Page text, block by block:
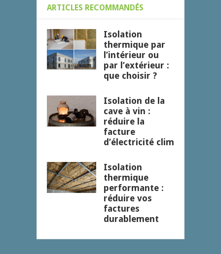
ARTICLES RECOMMANDÉS
Isolation
thermique par
l’intérieur ou
par l’extérieur :
que choisir ?
Isolation de la
cave à vin :
réduire la
facture
d’électricité clim
Isolation
thermique
performante :
réduire vos
factures
durablement